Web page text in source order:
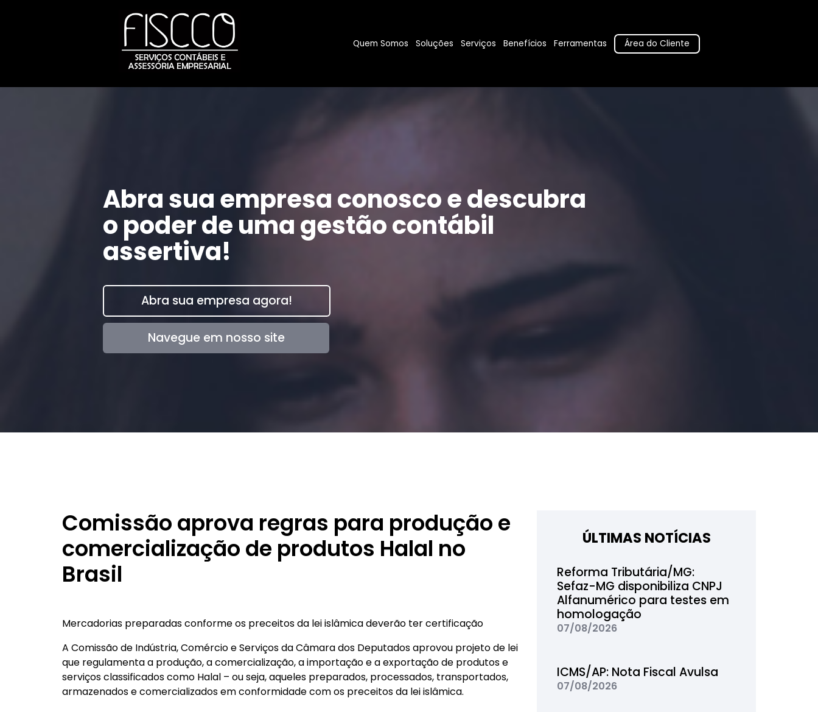
Quem Somos Soluções Serviços Benefícios Ferramentas Área do Cliente
Abra sua empresa conosco e descubra
o poder de uma gestão contábil
assertiva!
Abra sua empresa agora!
Navegue em nosso site
Comissão aprova regras para produção e
comercialização de produtos Halal no
Brasil
Mercadorias preparadas conforme os preceitos da lei islâmica deverão ter certificação
A Comissão de Indústria, Comércio e Serviços da Câmara dos Deputados aprovou projeto de lei
que regulamenta a produção, a comercialização, a importação e a exportação de produtos e
serviços classificados como Halal – ou seja, aqueles preparados, processados, transportados,
armazenados e comercializados em conformidade com os preceitos da lei islâmica.
ÚLTIMAS NOTÍCIAS
Reforma Tributária/MG:
Sefaz-MG disponibiliza CNPJ
Alfanumérico para testes em
homologação
07/08/2026
ICMS/AP: Nota Fiscal Avulsa
07/08/2026